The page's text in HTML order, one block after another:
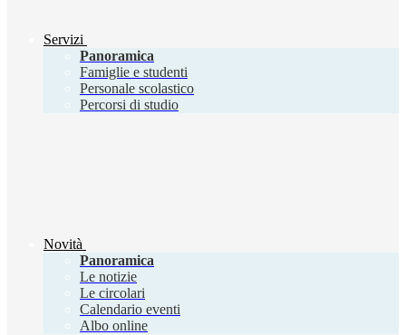
Servizi
Panoramica
Famiglie e studenti
Personale scolastico
Percorsi di studio
Novità
Panoramica
Le notizie
Le circolari
Calendario eventi
Albo online